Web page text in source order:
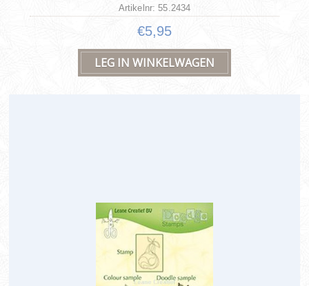
Artikelnr: 55.2434
€5,95